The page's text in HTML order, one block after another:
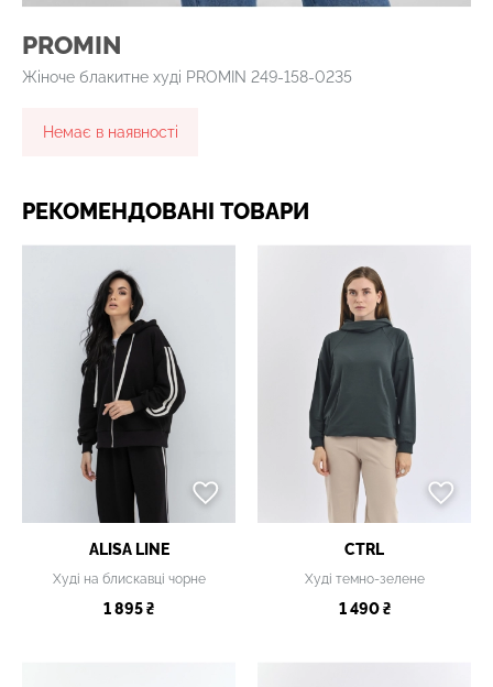
PROMIN
Жіноче блакитне худі PROMIN 249-158-0235
Немає в наявності
РЕКОМЕНДОВАНІ ТОВАРИ
ALISA LINE
Худі на блискавці чорне
1 895 ₴
CTRL
Худі темно-зелене
1 490 ₴